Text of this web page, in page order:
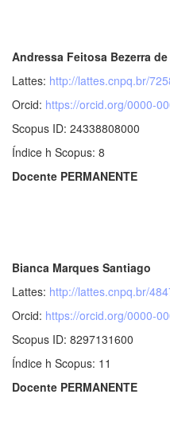
Andressa Feitosa Bezerra
Lattes: http://lattes.cnpq.br/
Orcid: https://orcid.org/0000-
Scopus ID: 24338808000
Índice h Scopus: 8
Docente PERMANENTE
Bianca Marques Santiago
Lattes: http://lattes.cnpq.br/
Orcid: https://orcid.org/0000-
Scopus ID: 8297131600
Índice h Scopus: 11
Docente PERMANENTE